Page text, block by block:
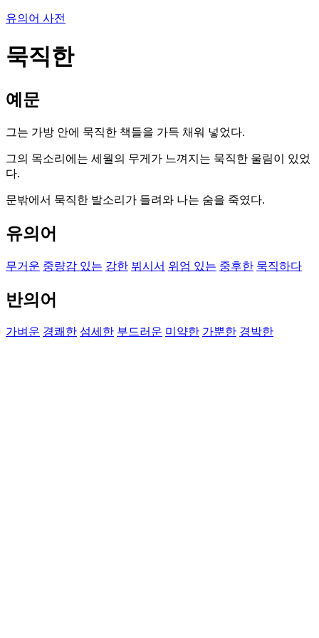
유의어 사전
묵직한
예문
그는 가방 안에 묵직한 책들을 가득 채워 넣었다.
그의 목소리에는 세월의 무게가 느껴지는 묵직한 울림이 있었
다.
문밖에서 묵직한 발소리가 들려와 나는 숨을 죽였다.
유의어
무거운 중량감 있는 강한 뷔시서 위엄 있는 중후한 묵직하다
반의어
가벼운 경쾌한 섬세한 부드러운 미약한 가뿐한 경박한